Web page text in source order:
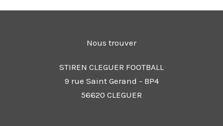
Nous trouver
STIREN CLEGUER FOOTBALL
9 rue Saint Gerand - BP4
56620 CLEGUER